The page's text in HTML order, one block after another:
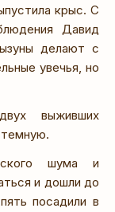
крыс. С
Давид
делают с
увечья, но
выживших
шума и
и дошли до
посадили в